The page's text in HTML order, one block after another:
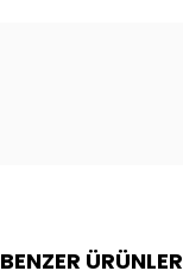
BENZER ÜRÜNLER